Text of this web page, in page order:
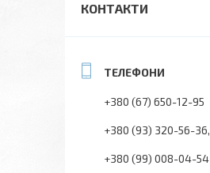
КОНТАКТИ
+380 (67) 650-12-95
+380 (93) 320-56-36
+380 (99) 008-04-54